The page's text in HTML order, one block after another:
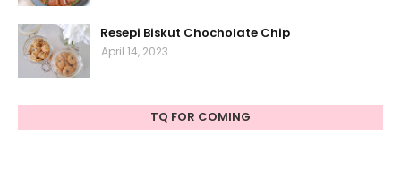
Resepi Biskut Chocholate Chip
April 14, 2023
TQ FOR COMING